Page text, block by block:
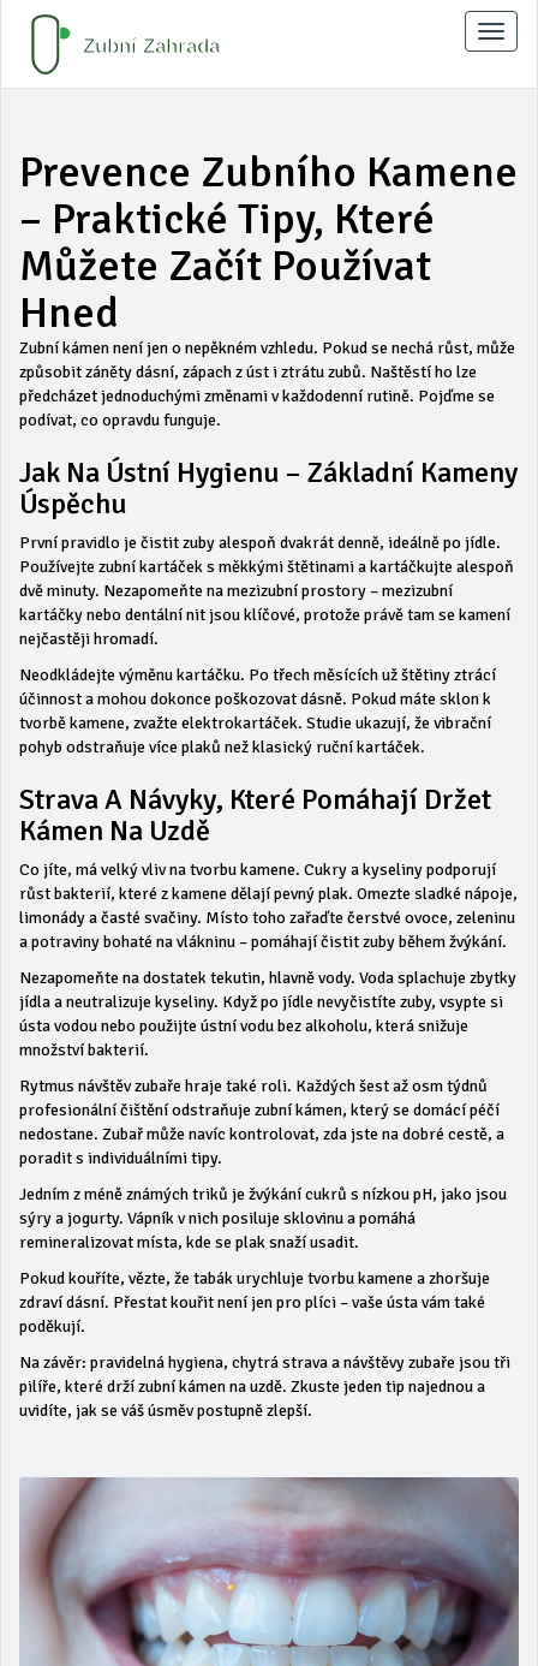
Prevence Zubního Kamene
– Praktické Tipy, Které
Můžete Začít Používat
Hned
Zubní kámen není jen o nepěkném vzhledu. Pokud se nechá růst, může
způsobit záněty dásní, zápach z úst i ztrátu zubů. Naštěstí ho lze
předcházet jednoduchými změnami v každodenní rutině. Pojďme se
podívat, co opravdu funguje.
Jak Na Ústní Hygienu – Základní Kameny
Úspěchu
První pravidlo je čistit zuby alespoň dvakrát denně, ideálně po jídle.
Používejte zubní kartáček s měkkými štětinami a kartáčkujte alespoň
dvě minuty. Nezapomeňte na mezizubní prostory – mezizubní
kartáčky nebo dentální nit jsou klíčové, protože právě tam se kamení
nejčastěji hromadí.
Neodkládejte výměnu kartáčku. Po třech měsících už štětiny ztrácí
účinnost a mohou dokonce poškozovat dásně. Pokud máte sklon k
tvorbě kamene, zvažte elektrokartáček. Studie ukazují, že vibrační
pohyb odstraňuje více plaků než klasický ruční kartáček.
Strava A Návyky, Které Pomáhají Držet
Kámen Na Uzdě
Co jíte, má velký vliv na tvorbu kamene. Cukry a kyseliny podporují
růst bakterií, které z kamene dělají pevný plak. Omezte sladké nápoje,
limonády a časté svačiny. Místo toho zařaďte čerstvé ovoce, zeleninu
a potraviny bohaté na vlákninu – pomáhají čistit zuby během žvýkání.
Nezapomeňte na dostatek tekutin, hlavně vody. Voda splachuje zbytky
jídla a neutralizuje kyseliny. Když po jídle nevyčistíte zuby, vsypte si
ústa vodou nebo použijte ústní vodu bez alkoholu, která snižuje
množství bakterií.
Rytmus návštěv zubaře hraje také roli. Každých šest až osm týdnů
profesionální čištění odstraňuje zubní kámen, který se domácí péčí
nedostane. Zubař může navíc kontrolovat, zda jste na dobré cestě, a
poradit s individuálními tipy.
Jedním z méně známých triků je žvýkání cukrů s nízkou pH, jako jsou
sýry a jogurty. Vápník v nich posiluje sklovinu a pomáhá
remineralizovat místa, kde se plak snaží usadit.
Pokud kouříte, vězte, že tabák urychluje tvorbu kamene a zhoršuje
zdraví dásní. Přestat kouřit není jen pro plíci – vaše ústa vám také
poděkují.
Na závěr: pravidelná hygiena, chytrá strava a návštěvy zubaře jsou tři
pilíře, které drží zubní kámen na uzdě. Zkuste jeden tip najednou a
uvidíte, jak se váš úsměv postupně zlepší.